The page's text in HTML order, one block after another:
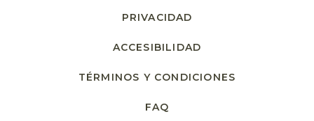
PRIVACIDAD
ACCESIBILIDAD
TÉRMINOS Y CONDICIONES
FAQ